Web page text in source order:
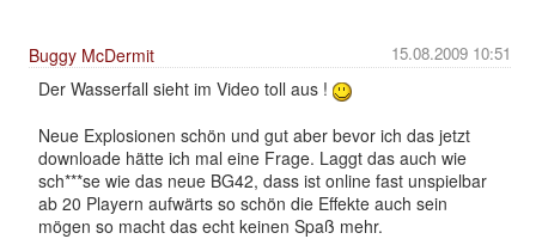
15.08.2009 10:51
Buggy McDermit
Der Wasserfall sieht im Video toll aus !
Neue Explosionen schön und gut aber bevor ich das jetzt
downloade hätte ich mal eine Frage. Laggt das auch wie
sch***se wie das neue BG42, dass ist online fast unspielbar
ab 20 Playern aufwärts so schön die Effekte auch sein
mögen so macht das echt keinen Spaß mehr.